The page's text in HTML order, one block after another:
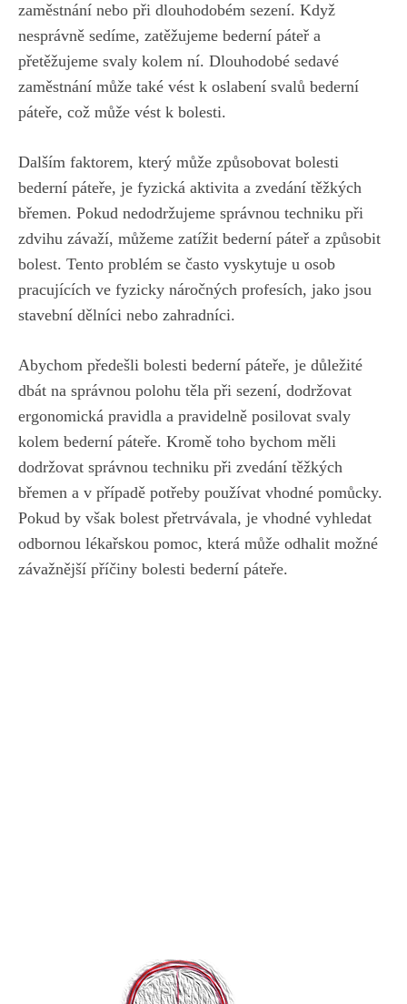
zaměstnání nebo při dlouhodobém sezení. Když
nesprávně sedíme, zatěžujeme bederní páteř a
přetěžujeme svaly kolem ní. Dlouhodobé sedavé
zaměstnání může také vést k oslabení svalů bederní
páteře, což může vést k bolesti.
Dalším faktorem, který může způsobovat bolesti
bederní páteře, je fyzická aktivita a zvedání těžkých
břemen. Pokud nedodržujeme správnou techniku při
zdvihu závaží, můžeme zatížit bederní páteř a způsobit
bolest. Tento problém se často vyskytuje u osob
pracujících ve fyzicky náročných profesích, jako jsou
stavební dělníci nebo zahradníci.
Abychom předešli bolesti bederní páteře, je důležité
dbát na správnou polohu těla při sezení, dodržovat
ergonomická pravidla a pravidelně posilovat svaly
kolem bederní páteře. Kromě toho bychom měli
dodržovat správnou techniku při zvedání těžkých
břemen a v případě potřeby používat vhodné pomůcky.
Pokud by však bolest přetrvávala, je vhodné vyhledat
odbornou lékařskou pomoc, která může odhalit možné
závažnější příčiny bolesti bederní páteře.